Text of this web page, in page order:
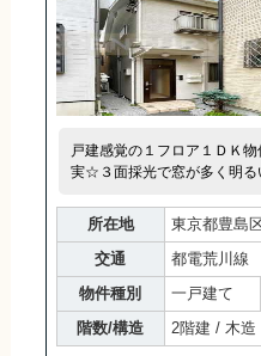
戸建感覚の１フロア１ＤＫ
実☆３面採光で窓が多く明
所在地
東京都豊島
交通
都電荒川線
物件種別
一戸建て
階数/構造
2階建 / 木造